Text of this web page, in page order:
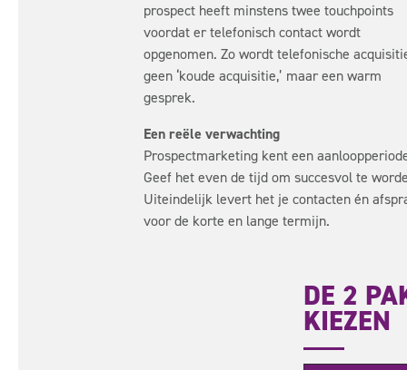
prospect heeft minstens twee touchpoints
voordat er telefonisch contact wordt
opgenomen. Zo wordt telefonische
geen ‘koude acquisitie,’ maar een warm
gesprek.
Een reële verwachting
Prospectmarketing kent een
Geef het even de tijd om succesvol te
Uiteindelijk levert het je contacten én
voor de korte en lange termijn.
DE 2
KIEZEN